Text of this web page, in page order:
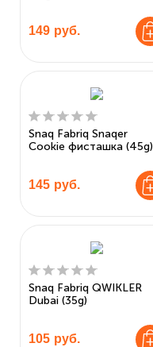
149 руб.
Snaq Fabriq Snaqer
Cookie фисташка (45g)
145 руб.
Snaq Fabriq QWIKLER
Dubai (35g)
105 руб.